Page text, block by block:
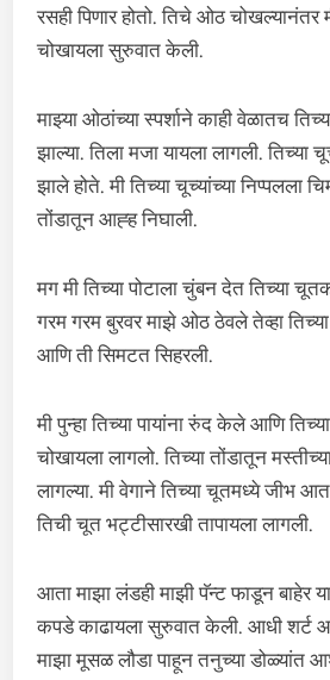
रसही पिणार होतो. तिचे ओठ चोखल्यानंतर
चोखायला सुरुवात केली.
माझ्या ओठांच्या स्पर्शाने काही वेळातच
झाल्या. तिला मजा यायला लागली. तिच्या
झाले होते. मी तिच्या चूच्यांच्या निप्पलला
तोंडातून आह्ह निघाली.
मग मी तिच्या पोटाला चुंबन देत तिच्या
गरम गरम बुरवर माझे ओठ ठेवले तेव्हा
आणि ती सिमटत सिहरली.
मी पुन्हा तिच्या पायांना रुंद केले आणि
चोखायला लागलो. तिच्या तोंडातून
लागल्या. मी वेगाने तिच्या चूतमध्ये जीभ
तिची चूत भट्टीसारखी तापायला लागली.
आता माझा लंडही माझी पॅन्ट फाडून बाहेर
कपडे काढायला सुरुवात केली. आधी शर्ट
माझा मूसळ लौडा पाहून तनुच्या डोळ्यांत